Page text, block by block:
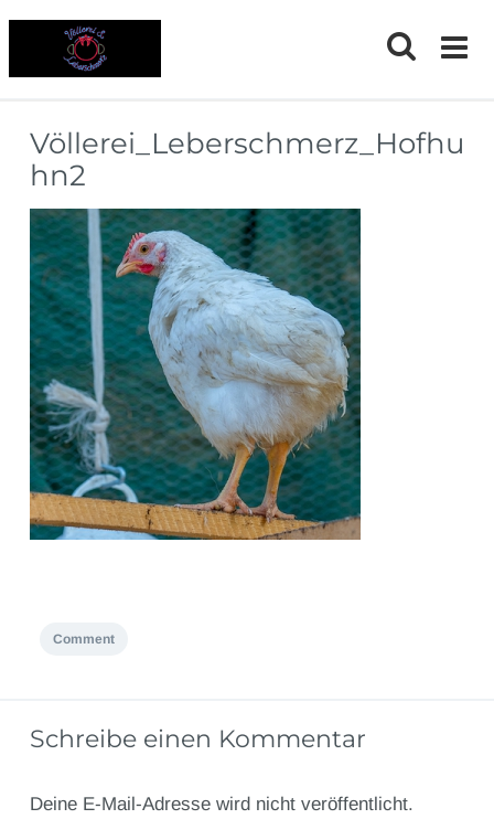
Völlerei_Leberschmerz_Hofhu
hn2
Comment
Schreibe einen Kommentar
Deine E-Mail-Adresse wird nicht veröffentlicht.